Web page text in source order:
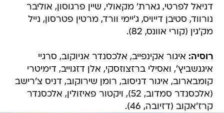
דניאל לפרטי, גארת' מקאולי, שיין פרגוסון, אוליבר
נורווד, סטיבן דייויס, ג'יימי וורד, מרטין פטרסון, נייל
מק'גין (קורי אוונס, 82).
רוסיה: איגור אקינפייב, אלכסנדר אניוקוב, סרגיי
איגנשביץ', ואסילי ברזצוזסקי, אלן דזגוייב, דימיטרי
קומבארוב, איגור דניסוב, רומן שירוקוב, דניס צ'רישב
(אלכסנדר סמדוב, 52), ויקטור פאיזולין, אלכסנדר
קרז'אקוב (דזיובה, 46).